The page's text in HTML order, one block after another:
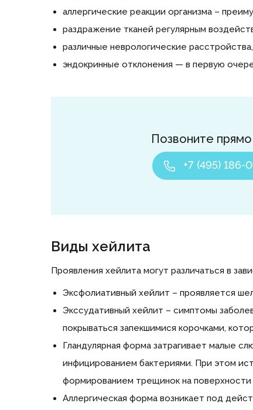
аллергические реакции организма –
раздражение тканей регулярным
различные неврологические
эндокринные отклонения — в первую
Позвоните
+7 (495) 186-
Виды хейлита
Проявления хейлита могут различаться в
Эксфолиативный хейлит – проявляется
Экссудативный хейлит – симптомы
покрываться запекшимися корочками,
Гландулярная форма затрагивает малые
инфицированием бактериями. При этом
формированием трещинок на
Аллергическая форма возникает под